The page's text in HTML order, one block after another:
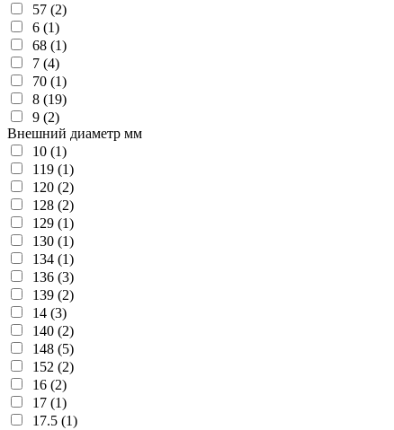
57 (2)
6 (1)
68 (1)
7 (4)
70 (1)
8 (19)
9 (2)
Внешний диаметр мм
10 (1)
119 (1)
120 (2)
128 (2)
129 (1)
130 (1)
134 (1)
136 (3)
139 (2)
14 (3)
140 (2)
148 (5)
152 (2)
16 (2)
17 (1)
17.5 (1)